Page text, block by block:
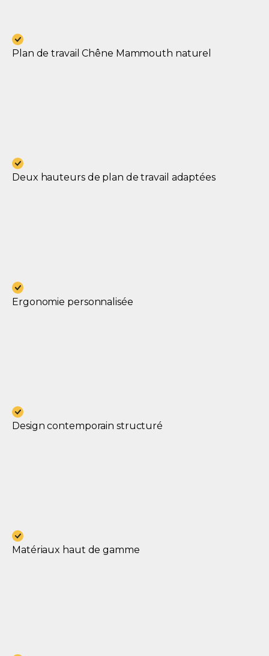
Plan de travail Chêne Mammouth naturel
Deux hauteurs de plan de travail adaptées
Ergonomie personnalisée
Design contemporain structuré
Matériaux haut de gamme